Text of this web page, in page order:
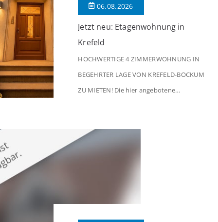
06.08.2026
Jetzt neu: Etagenwohnung in
Krefeld
HOCHWERTIGE 4 ZIMMERWOHNUNG IN
BEGEHRTER LAGE VON KREFELD-BOCKUM
ZU MIETEN! Die hier angebotene
in begehrter Wohnlage von Krefeld-Bockum.